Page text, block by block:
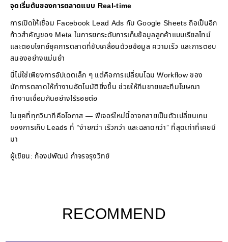
จุดเริ่มต้นของการตลาดแบบ Real-time
การเปิดให้เชื่อม Facebook Lead Ads กับ Google Sheets ถือเป็นอีก
ก้าวสำคัญของ Meta ในการยกระดับการเก็บข้อมูลลูกค้าแบบเรียลไทม์
และตอบโจทย์ยุคการตลาดที่ขับเคลื่อนด้วยข้อมูล ความเร็ว และการตอบ
สนองอย่างแม่นยำ
นี่ไม่ใช่เพียงการอัปเดตเล็ก ๆ แต่คือการเปลี่ยนโฉม Workflow ของ
นักการตลาดให้ทำงานอัตโนมัติยิ่งขึ้น ช่วยให้ทีมขายและทีมโฆษณา
ทำงานเชื่อมกันอย่างไร้รอยต่อ
ในยุคที่ทุกวินาทีคือโอกาส — ฟีเจอร์ใหม่นี้อาจกลายเป็นตัวเปลี่ยนเกม
ของการเก็บ Leads ที่ “ง่ายกว่า เร็วกว่า และฉลาดกว่า” ที่สุดเท่าที่เคยมี
มา
ผู้เขียน: ก้องปพัฒน์ กำจรจรุงวิทย์
RECOMMEND